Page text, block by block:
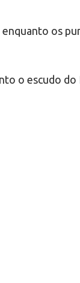
os
o escudo